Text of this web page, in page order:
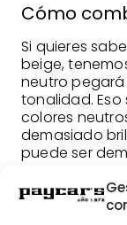
Cómo
Si quieres
beige,
neutro
tonalidad.
colores
demasiado
puede ser
Materiales